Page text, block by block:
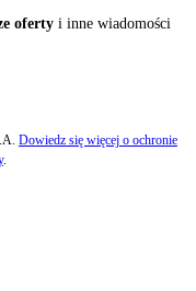
oferty i inne wiadomości
Dowiedz się więcej o ochronie
.